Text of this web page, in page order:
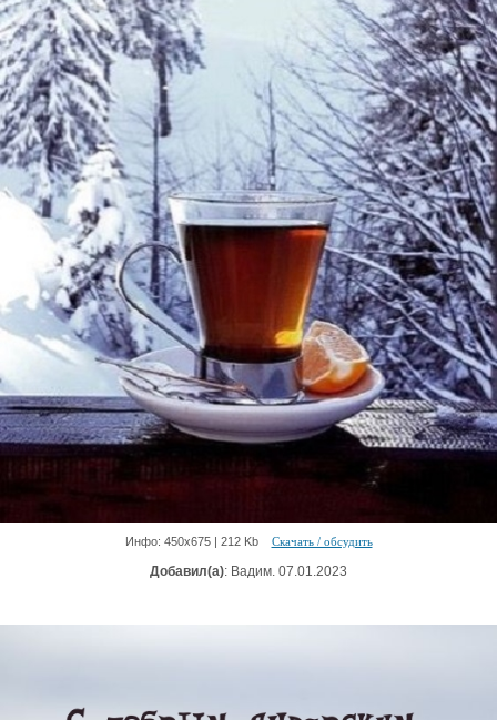
Инфо: 450х675 | 212 Kb Скачать / обсудить
Добавил(а): Вадим. 07.01.2023